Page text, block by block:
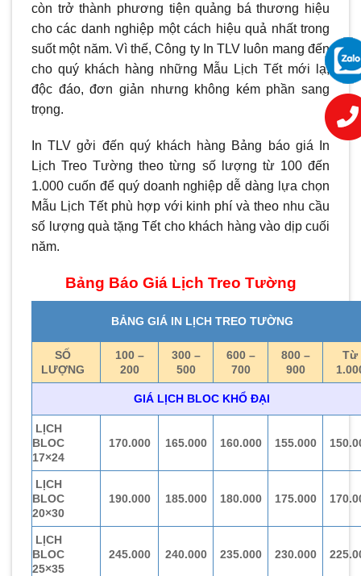
còn trở thành phương tiện quảng bá thương hiệu
cho các danh nghiệp một cách hiệu quả nhất trong
suốt một năm. Vì thế, Công ty In TLV luôn mang đến
cho quý khách hàng những Mẫu Lịch Tết mới lạ,
độc đáo, đơn giản nhưng không kém phần sang
trọng.
In TLV gởi đến quý khách hàng Bảng báo giá In
Lịch Treo Tường theo từng số lượng từ 100 đến
1.000 cuốn để quý doanh nghiệp dễ dàng lựa chọn
Mẫu Lịch Tết phù hợp với kinh phí và theo nhu cầu
số lượng quà tặng Tết cho khách hàng vào dịp cuối
năm.
Bảng Báo Giá Lịch Treo Tường
BẢNG GIÁ IN LỊCH TREO TƯỜNG
SỐ
LƯỢNG
100 –
200
300 –
500
600 –
700
800 –
900
Từ
GIÁ LỊCH BLOC KHỔ ĐẠI
LỊCH
BLOC
17×24
170.000 165.000 160.000 155.000
LỊCH
BLOC
20×30
190.000 185.000 180.000 175.000
LỊCH
BLOC
25×35
245.000 240.000 235.000 230.000